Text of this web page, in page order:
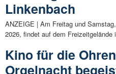
Linkenbach
ANZEIGE | Am Freitag und
2026, findet auf dem Freizeitgelände
Kino für die
Orgelnacht